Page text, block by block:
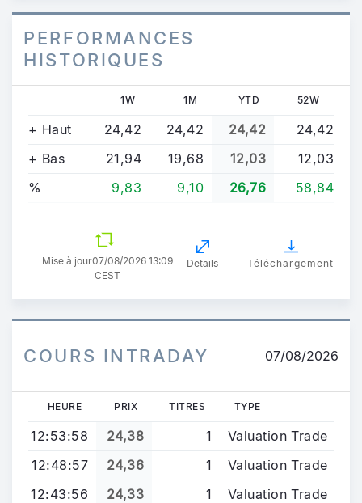
PERFORMANCES
HISTORIQUES
1W 1M YTD 52W
+ Haut 24,42 24,42 24,42
24,42
+ Bas
21,94 19,68 12,03
12,03
%
9,83 9,10 26,76 58,84
Mise à jour07/08/2026 13:09
CEST
Details Téléchargement
COURS INTRADAY 07/08/2026
HEURE PRIX TITRES TYPE
12:53:58 24,38 1
Valuation Trade
12:48:57
24,36 1
Valuation Trade
12:43:56
24,33 1
Valuation Trade